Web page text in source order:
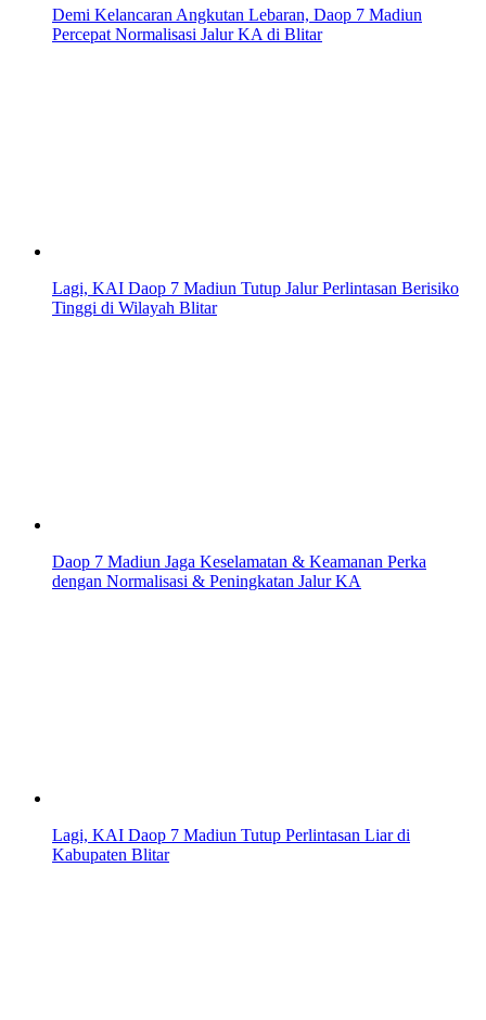
Demi Kelancaran Angkutan Lebaran, Daop 7 Madiun
Percepat Normalisasi Jalur KA di Blitar
Lagi, KAI Daop 7 Madiun Tutup Jalur Perlintasan Berisiko
Tinggi di Wilayah Blitar
Daop 7 Madiun Jaga Keselamatan & Keamanan Perka
dengan Normalisasi & Peningkatan Jalur KA
Lagi, KAI Daop 7 Madiun Tutup Perlintasan Liar di
Kabupaten Blitar